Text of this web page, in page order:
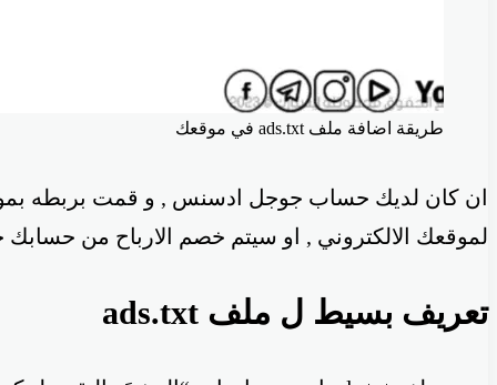
طريقة اضافة ملف ads.txt في موقعك
ان كان لديك حساب جوجل ادسنس , و قمت بربطه
لموقعك الالكتروني , او سيتم خصم الارباح من
تعريف بسيط ل ملف ads.txt